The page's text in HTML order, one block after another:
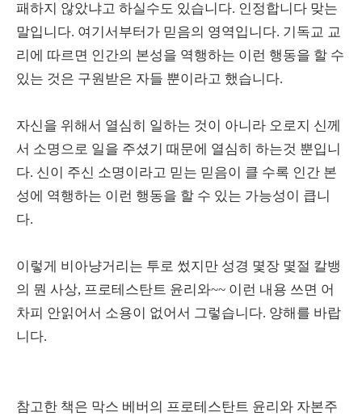
패하지 않았냐고 하실수도 있습니다. 인정합니다 맞는
말입니다. 여기서부터가 믿음의 영역입니다. 기독교 교
리에 따르면 인간의 본성을 역행하는 이런 행동을 할 수
있는 것은 구원받은 자들 뿐이라고 했습니다.
자신을 위해서 열심히 일하는 것이 아니라 오로지 신께
서 소명으로 일을 주셨기 때문에 열심히 하는것 뿐입니
다. 신이 주신 소명이라고 믿는 믿음이 클 수록 인간 본
성에 역행하는 이런 행동을 할 수 있는 가능성이 큽니
다.
이렇게 비아냥거리는 투로 썼지만 성경 몇장 몇절 칼뱅
의 뭔 사상, 프로테스탄트 윤리와~~ 이런 내용 쓰면 어
차피 안읽어서 소용이 없어서 그렇습니다. 양해를 바랍
니다.
참고한 책은 막스 베버의 프로테스탄트 윤리와 자본주